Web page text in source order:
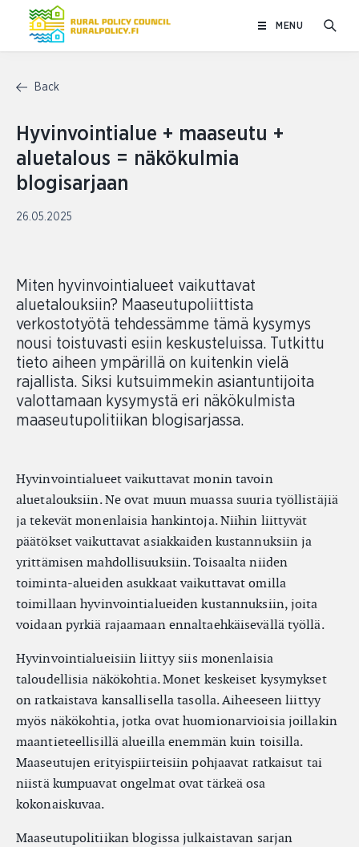
MENU
Back
Hyvinvointialue + maaseutu +
aluetalous = näkökulmia
blogisarjaan
26.05.2025
Miten hyvinvointialueet vaikuttavat
aluetalouksiin? Maaseutupoliittista
verkostotyötä tehdessämme tämä kysymys
nousi toistuvasti esiin keskusteluissa. Tutkittu
tieto aiheen ympärillä on kuitenkin vielä
rajallista. Siksi kutsuimmekin asiantuntijoita
valottamaan kysymystä eri näkökulmista
maaseutupolitiikan blogisarjassa.
Hyvinvointialueet vaikuttavat monin tavoin
aluetalouksiin. Ne ovat muun muassa suuria työllistäjiä
ja tekevät monenlaisia hankintoja. Niihin liittyvät
päätökset vaikuttavat asiakkaiden kustannuksiin ja
yrittämisen mahdollisuuksiin. Toisaalta niiden
toiminta-alueiden asukkaat vaikuttavat omilla
toimillaan hyvinvointialueiden kustannuksiin, joita
voidaan pyrkiä rajaamaan ennaltaehkäisevällä työllä.
Hyvinvointialueisiin liittyy siis monenlaisia
taloudellisia näkökohtia. Monet keskeiset kysymykset
on ratkaistava kansallisella tasolla. Aiheeseen liittyy
myös näkökohtia, jotka ovat huomionarvioisia joillakin
maantieteellisillä alueilla enemmän kuin toisilla.
Maaseutujen erityispiirteisiin pohjaavat ratkaisut tai
niistä kumpuavat ongelmat ovat tärkeä osa
kokonaiskuvaa.
Maaseutupolitiikan blogissa julkaistavan sarjan